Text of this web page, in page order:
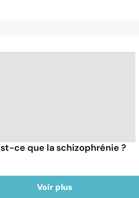
ce que la schizophrénie ?
Voir plus